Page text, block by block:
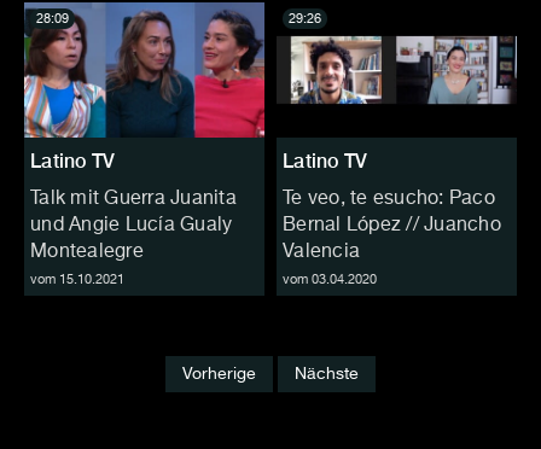
Latino TV
Talk mit Guerra Juanita
und Angie Lucía Gualy
Montealegre
vom 15.10.2021
28:09
Latino TV
Te veo, te esucho: Paco
Bernal López // Juancho
Valencia
vom 03.04.2020
29:26
Vorherige Nächste